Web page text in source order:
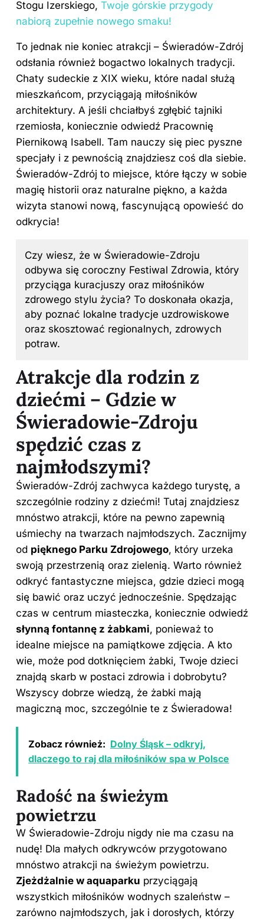
Stogu Izerskiego, Twoje górskie przygody
nabiorą zupełnie nowego smaku!
To jednak nie koniec atrakcji – Świeradów-Zdrój
odsłania również bogactwo lokalnych tradycji.
Chaty sudeckie z XIX wieku, które nadal służą
mieszkańcom, przyciągają miłośników
architektury. A jeśli chciałbyś zgłębić tajniki
rzemiosła, koniecznie odwiedź Pracownię
Piernikową Isabell. Tam nauczy się piec pyszne
specjały i z pewnością znajdziesz coś dla siebie.
Świeradów-Zdrój to miejsce, które łączy w sobie
magię historii oraz naturalne piękno, a każda
wizyta stanowi nową, fascynującą opowieść do
odkrycia!
Czy wiesz, że w Świeradowie-Zdroju
odbywa się coroczny Festiwal Zdrowia, który
przyciąga kuracjuszy oraz miłośników
zdrowego stylu życia? To doskonała okazja,
aby poznać lokalne tradycje uzdrowiskowe
oraz skosztować regionalnych, zdrowych
potraw.
Atrakcje dla rodzin z
dziećmi – Gdzie w
Świeradowie-Zdroju
spędzić czas z
najmłodszymi?
Świeradów-Zdrój zachwyca każdego turystę, a
szczególnie rodziny z dziećmi! Tutaj znajdziesz
mnóstwo atrakcji, które na pewno zapewnią
uśmiechy na twarzach najmłodszych. Zacznijmy
od pięknego Parku Zdrojowego, który urzeka
swoją przestrzenią oraz zielenią. Warto również
odkryć fantastyczne miejsca, gdzie dzieci mogą
się bawić oraz uczyć jednocześnie. Spędzając
czas w centrum miasteczka, koniecznie odwiedź
słynną fontannę z żabkami, ponieważ to
idealne miejsce na pamiątkowe zdjęcia. A kto
wie, może pod dotknięciem żabki, Twoje dzieci
znajdą skarb w postaci zdrowia i dobrobytu?
Wszyscy dobrze wiedzą, że żabki mają
magiczną moc, szczególnie te z Świeradowa!
Zobacz również: Dolny Śląsk – odkryj,
dlaczego to raj dla miłośników spa w Polsce
Radość na świeżym
powietrzu
W Świeradowie-Zdroju nigdy nie ma czasu na
nudę! Dla małych odkrywców przygotowano
mnóstwo atrakcji na świeżym powietrzu.
Zjeżdżalnie w aquaparku przyciągają
wszystkich miłośników wodnych szaleństw –
zarówno najmłodszych, jak i dorosłych, którzy